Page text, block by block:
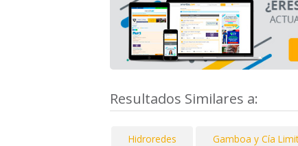
Resultados Similares a:
Hidroredes Gamboa y Cía